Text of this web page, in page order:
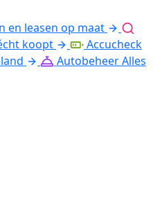
en leasen op maat
koopt
Accucheck
AutobeheerAlles